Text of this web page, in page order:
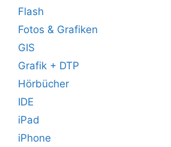
Flash
Fotos & Grafiken
GIS
Grafik + DTP
Hörbücher
IDE
iPad
iPhone